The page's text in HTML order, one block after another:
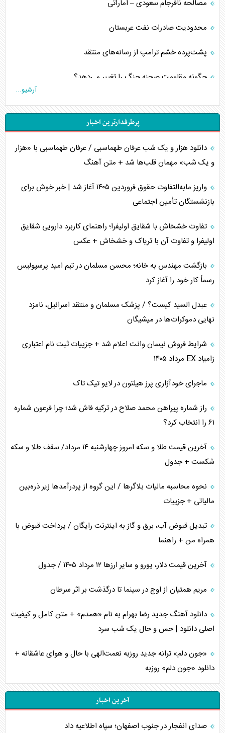
مصالحه نافرجام سعودی – اماراتی
محدودیت صادرات نفت عربستان
پشت‌پرده خشم ترامپ از رسانه‌های منتقد
چگونه مقاومت صحنه جنگ را تغییر می‌دهد؟
تحلیل جامع پدیده تراستی‌ها
تأثیر جنگ ایران و آمریکا بر اقتصاد جهانی
اربعین، کابوس مشترک تل‌آویو-واشنگتن
برنامه هفتم توسعه در نقطه کور سیاستگذاری
کنوانسیون دریای خزر در راستای منافع ملی است؟
اوکراین بازوی مخرب آمریکا در غرب آسیا
اهمیت راهبردی اردن برای آمریکا
پیام، ظرفیت بالفعل‌نشده تجارت ایران
همسویی عربستان با سنتکام علیه متحدان ایران
آرشیو...
پرطرفدارترین اخبار
دانلود هزار و یک شب عرفان طهماسبی / عرفان طهماسبی با «هزار
و یک شب» مهمان قلب‌ها شد + متن آهنگ
واریز مابه‌التفاوت حقوق فروردین ۱۴۰۵ آغاز شد | خبر خوش برای
بازنشستگان تأمین اجتماعی
تفاوت خشخاش با شقایق اولیفرا؛ راهنمای کاربرد دارویی شقایق
اولیفرا و تفاوت آن با تریاک و خشخاش + عکس
بازگشت مهندس به خانه؛ محسن مسلمان در تیم امید پرسپولیس
رسماً کار خود را آغاز کرد
عبدل السید کیست؟ / پزشک مسلمان و منتقد اسرائیل، نامزد
نهایی دموکرات‌ها در میشیگان
شرایط فروش نیسان وانت اعلام شد + جزییات ثبت نام اعتباری
زامیاد EX مرداد ۱۴۰۵
ماجرای خودآزاری پرز هیلتون در لایو تیک تاک
راز شماره پیراهن محمد صلاح در ترکیه فاش شد؛ چرا فرعون شماره
۶۱ را انتخاب کرد؟
آخرین قیمت طلا و سکه امروز چهارشنبه ۱۴ مرداد/ سقف طلا و سکه
شکست + جدول
نحوه محاسبه مالیات بلاگر‌ها / این گروه از پردرآمد‌ها زیر ذره‌بین
مالیاتی + جزییات
تبدیل قبوض آب، برق و گاز به اینترنت رایگان / پرداخت قبوض با
همراه من + راهنما
آخرین قیمت دلار، یورو و سایر ارز‌ها ۱۲ مرداد ۱۴۰۵ / جدول
مریم همتیان از اوج در سینما تا درگذشت بر اثر سرطان
دانلود آهنگ جدید رضا بهرام به نام «همدم» + متن کامل و کیفیت
اصلی دانلود | حس و حال یک شب سرد
«جون دلم» ترانه جدید روزبه نعمت‌الهی با حال و هوای عاشقانه +
دانلود «جون دلم» روزبه
آخرین اخبار
صدای انفجار در جنوب اصفهان؛ سپاه اطلاعیه داد